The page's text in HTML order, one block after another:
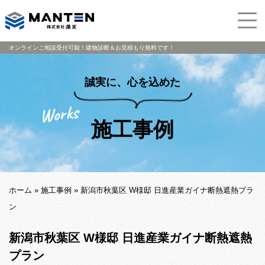
オンラインご相談受付可能！建物診断＆お見積もり無料です！
誠実に、心を込めた
施工事例
ホーム » 施工事例 » 新潟市秋葉区 W様邸 日進産業ガイナ断熱遮熱プラ
ン
新潟市秋葉区 W様邸 日進産業ガイナ断熱遮熱
プラン